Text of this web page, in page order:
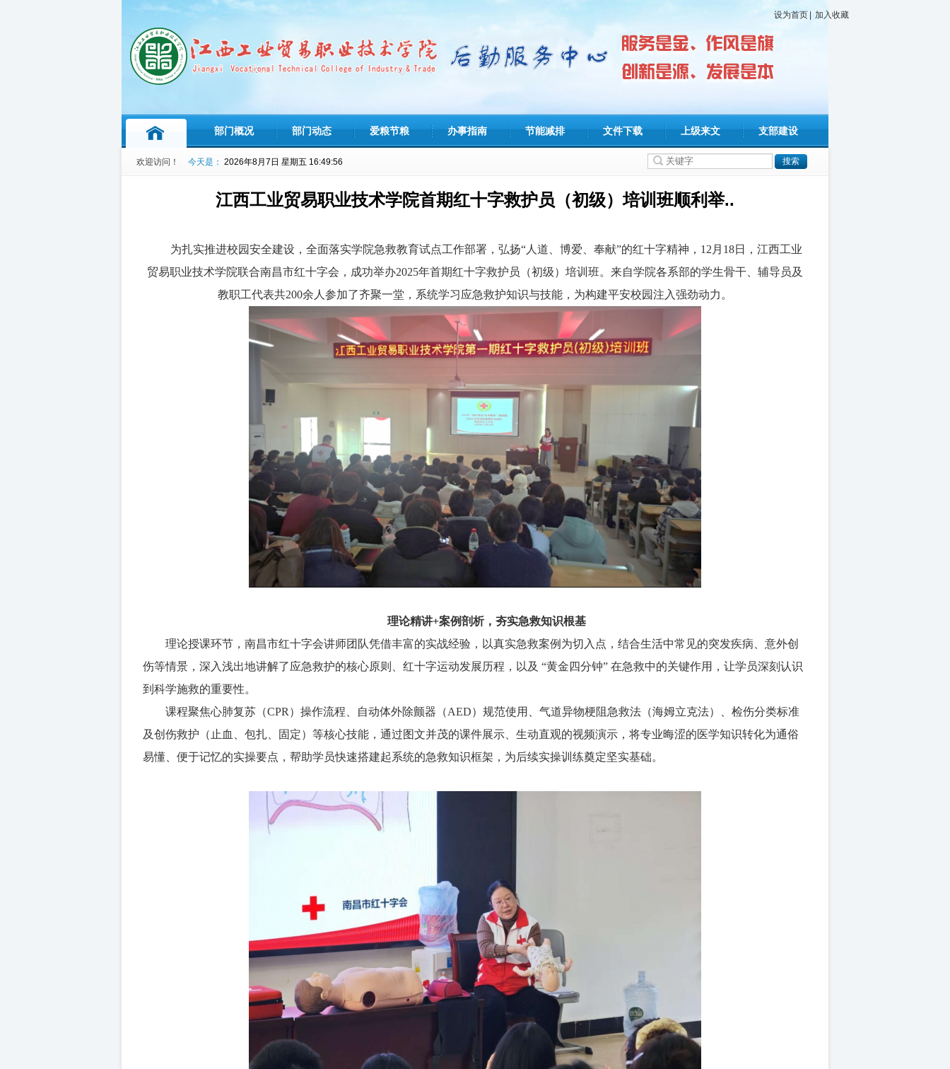
设为首页 加入收藏
部门概况 部门动态 爱粮节粮 办事指南 节能减排 文件下载 上级来文 支部建设
欢迎访问！ 今天是： 2026年8月7日 星期五 16:49:58
江西工业贸易职业技术学院首期红十字救护员（初级）培训班顺利举..
为扎实推进校园安全建设，全面落实学院急救教育试点工作部署，弘扬“人道、博爱、奉献”的红十字精神，12月18日，江西工业
贸易职业技术学院联合南昌市红十字会，成功举办2025年首期红十字救护员（初级）培训班。来自学院各系部的学生骨干、辅导员及
教职工代表共200余人参加了齐聚一堂，系统学习应急救护知识与技能，为构建平安校园注入强劲动力。
理论精讲+案例剖析，夯实急救知识根基
理论授课环节 ，南昌市红十字会讲师团队凭借丰富的实战经验 ， 以真实急救案例为切入点，结合生活中常见的突发疾病、意外创
伤等情景，深入浅出地讲解了应急救护的核心原则、红十字运动发展历程，以及 “黄金四分钟” 在急救中的关键作用，让学员深刻认识
到科学施救的重要性。
课程聚焦心肺复苏（CPR）操作流程、自动体外除颤器（AED）规范使用、气道异物梗阻急救法（海姆立克法）、检伤分类标准
及创伤救护（止血、包扎、固定）等核心技能，通过图文并茂的课件展示、生动直观的视频演示，将专业晦涩的医学知识转化为通俗
易懂、便于记忆的实操要点，帮助学员快速搭建起系统的急救知识框架，为后续实操训练奠定坚实基础。